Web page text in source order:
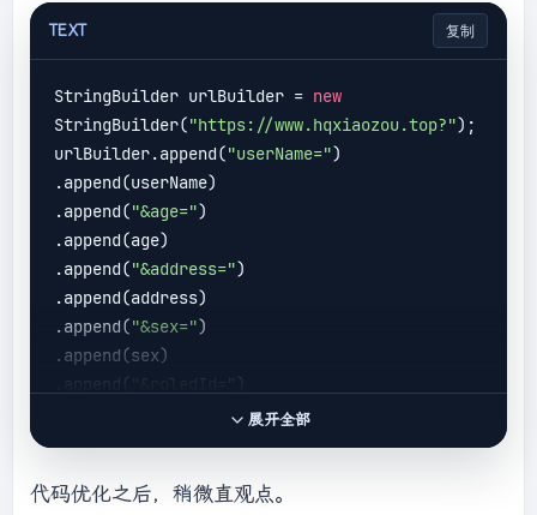
TEXT 复制
StringBuilder urlBuilder = new
StringBuilder("https://www.hqxiaozou.top?");
urlBuilder.append("userName=")
.append(userName)
.append("&age=")
.append(age)
.append("&address=")
.append(address)
.append("&sex=")
.append(sex)
.append(
)
展开全部
代码优化之后，稍微直观点。